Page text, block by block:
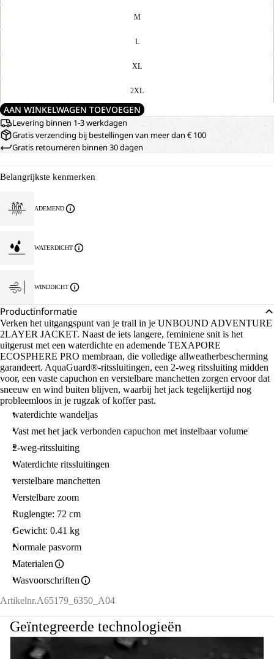
M
L
XL
2XL
AAN WINKELWAGEN TOEVOEGEN
Levering binnen 1-3 werkdagen
Gratis verzending bij bestellingen van meer dan € 100
Gratis retourneren binnen 30 dagen
Belangrijkste kenmerken
ADEMEND
WATERDICHT
WINDDICHT
Productinformatie
Verken het uitgangspunt van je trail in je UNBOUND ADVENTURE
2LAYER JACKET. Naast de iets langere, feminiene snit is het
uitgerust met een waterdichte en ademende TEXAPORE
ECOSPHERE PRO membraan, die volledige allweatherbescherming
garandeert. AquaGuard®-ritssluitingen, een 2-weg ritssluiting midden
voor, een vaste capuchon en verstelbare manchetten zorgen ervoor dat
sneeuw en wind buiten blijven, waarbij het jack tegelijkertijd nog
probleemloos in je rugzak of koffer past.
waterdichte wandeljas
Vast met het jack verbonden capuchon met instelbaar volume
2-weg-ritssluiting
Waterdichte ritssluitingen
verstelbare manchetten
Verstelbare zoom
Ruglengte: 72 cm
Gewicht: 0.41 kg
Normale pasvorm
Materialen
Wasvoorschriften
Artikelnr.A65179_6350_A04
Geïntegreerde technologieën